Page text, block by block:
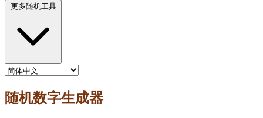
更多随机工具
随机数字生成器